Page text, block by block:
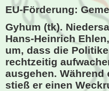
EU-Förderung:
Gyhum (tk).
Hans-Heinrich
um, dass die
rechtzeitig
ausgehen.
stieß er einen